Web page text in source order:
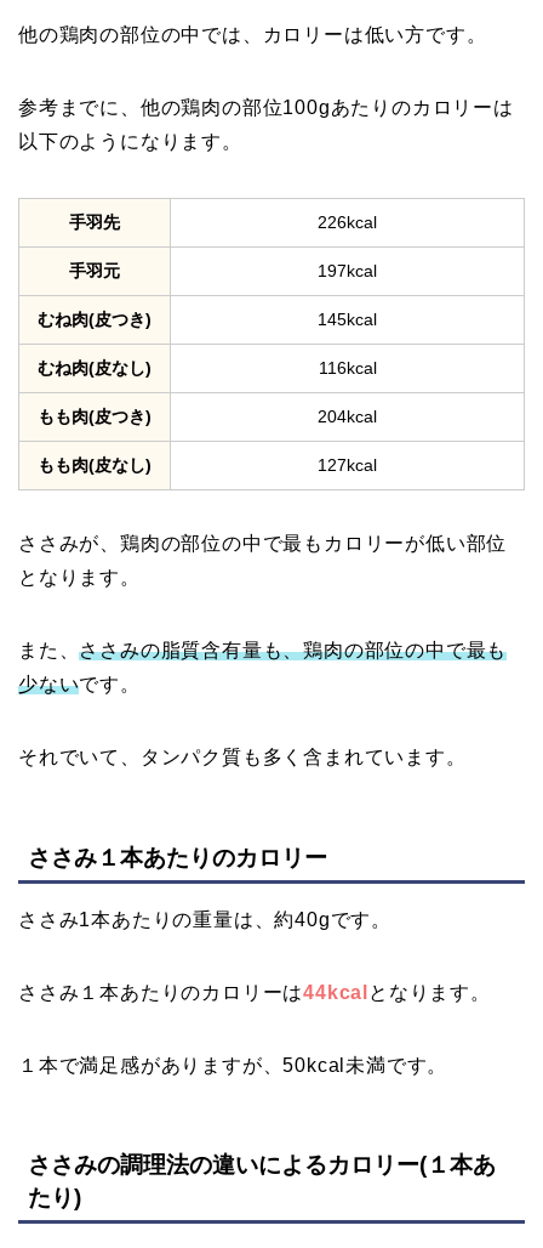
他の鶏肉の部位の中では、カロリーは低い方です。
参考までに、他の鶏肉の部位100gあたりのカロリーは
以下のようになります。
手羽先 226kcal
手羽元 197kcal
むね肉(皮つき) 145kcal
むね肉(皮なし) 116kcal
もも肉(皮つき) 204kcal
もも肉(皮なし) 127kcal
ささみが、鶏肉の部位の中で最もカロリーが低い部位
となります。
また、ささみの脂質含有量も、鶏肉の部位の中で最も
少ないです。
それでいて、タンパク質も多く含まれています。
ささみ１本あたりのカロリー
ささみ1本あたりの重量は、約40gです。
ささみ１本あたりのカロリーは44kcal となります。
１本で満足感がありますが、50kcal未満です。
ささみの調理法の違いによるカロリー(１本あ
たり)